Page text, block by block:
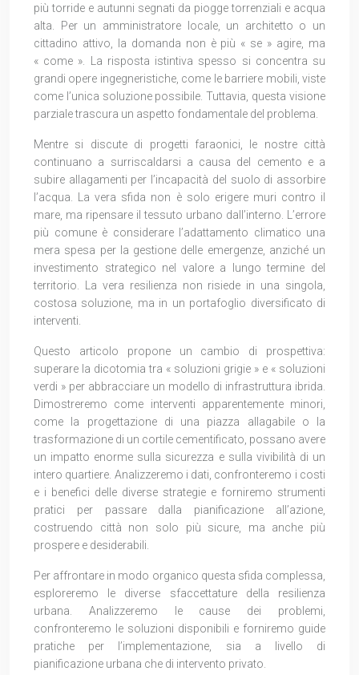
più torride e autunni segnati da piogge torrenziali e acqua
alta. Per un amministratore locale, un architetto o un
cittadino attivo, la domanda non è più « se » agire, ma
« come ». La risposta istintiva spesso si concentra su
grandi opere ingegneristiche, come le barriere mobili, viste
come l’unica soluzione possibile. Tuttavia, questa visione
parziale trascura un aspetto fondamentale del problema.
Mentre si discute di progetti faraonici, le nostre città
continuano a surriscaldarsi a causa del cemento e a
subire allagamenti per l’incapacità del suolo di assorbire
l’acqua. La vera sfida non è solo erigere muri contro il
mare, ma ripensare il tessuto urbano dall’interno. L’errore
più comune è considerare l’adattamento climatico una
mera spesa per la gestione delle emergenze, anziché un
investimento strategico nel valore a lungo termine del
territorio. La vera resilienza non risiede in una singola,
costosa soluzione, ma in un portafoglio diversificato di
interventi.
Questo articolo propone un cambio di prospettiva:
superare la dicotomia tra « soluzioni grigie » e « soluzioni
verdi » per abbracciare un modello di infrastruttura ibrida.
Dimostreremo come interventi apparentemente minori,
come la progettazione di una piazza allagabile o la
trasformazione di un cortile cementificato, possano avere
un impatto enorme sulla sicurezza e sulla vivibilità di un
intero quartiere. Analizzeremo i dati, confronteremo i costi
e i benefici delle diverse strategie e forniremo strumenti
pratici per passare dalla pianificazione all’azione,
costruendo città non solo più sicure, ma anche più
prospere e desiderabili.
Per affrontare in modo organico questa sfida complessa,
esploreremo le diverse sfaccettature della resilienza
urbana. Analizzeremo le cause dei problemi,
confronteremo le soluzioni disponibili e forniremo guide
pratiche per l’implementazione, sia a livello di
pianificazione urbana che di intervento privato.